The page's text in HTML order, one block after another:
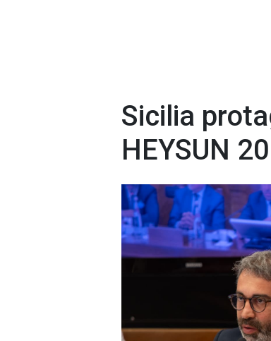
Sicilia
HEYSUN